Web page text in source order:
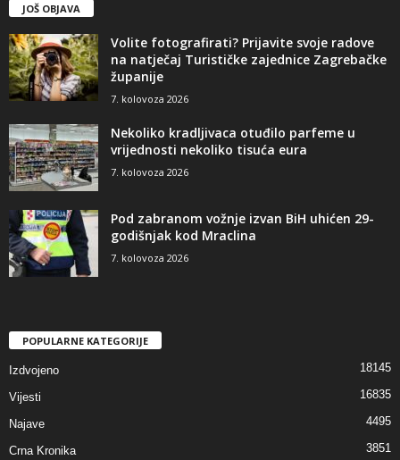
JOŠ OBJAVA
Volite fotografirati? Prijavite svoje radove
na natječaj Turističke zajednice Zagrebačke
županije
7. kolovoza 2026
Nekoliko kradljivaca otuđilo parfeme u
vrijednosti nekoliko tisuća eura
7. kolovoza 2026
Pod zabranom vožnje izvan BiH uhićen 29-
godišnjak kod Mraclina
7. kolovoza 2026
POPULARNE KATEGORIJE
Izdvojeno 18145
Vijesti 16835
Najave 4495
Crna Kronika 3851